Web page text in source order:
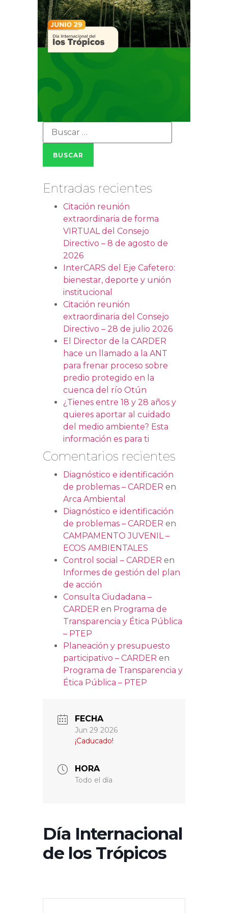
Entradas recientes
Citación reunión
extraordinaria de forma
VIRTUAL del Consejo
Directivo – 8 de agosto de
2026
InterCARS del Eje Cafetero:
bienestar, deporte y unión
institucional
Citación reunión
extraordinaria del Consejo
Directivo – 28 de julio 2026
El Director de la CARDER
hace un llamado a la ANT
para frenar proceso sobre
predio protegido en la
cuenca del río Otún
¿Tienes entre 18 y 28 años y
quieres aportar al cuidado
del medio ambiente? Esta
información es para ti
Comentarios recientes
Diagnóstico e identificación
de problemas – CARDER en
Arca Ambiental
Diagnóstico e identificación
de problemas – CARDER en
CAMPAMENTO JUVENIL –
ECOS AMBIENTALES
Control social – CARDER en
Informes de gestión del plan
de acción
Consulta Ciudadana –
CARDER en Programa de
Transparencia y Ética Pública
– PTEP
Planeación y presupuesto
participativo – CARDER en
Programa de Transparencia y
Ética Pública – PTEP
FECHA
Jun 29 2026
¡Caducado!
HORA
Todo el día
Día Internacional
de los Trópicos